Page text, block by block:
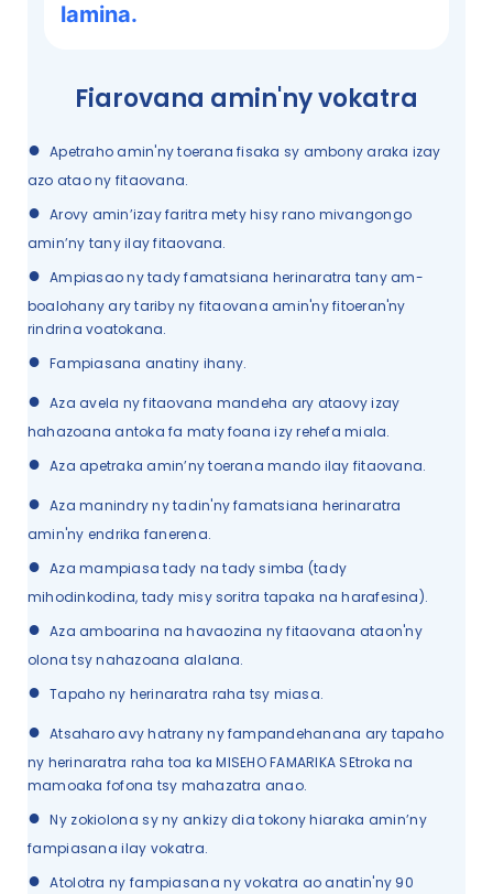
lamina.
Fiarovana amin'ny vokatra
● Apetraho amin'ny toerana fisaka sy ambony araka izay
azo atao ny fitaovana.
● Arovy amin’izay faritra mety hisy rano mivangongo
amin’ny tany ilay fitaovana.
● Ampiasao ny tady famatsiana herinaratra tany am-
boalohany ary tariby ny fitaovana amin'ny fitoeran'ny
rindrina voatokana.
● Fampiasana anatiny ihany.
● Aza avela ny fitaovana mandeha ary ataovy izay
hahazoana antoka fa maty foana izy rehefa miala.
● Aza apetraka amin’ny toerana mando ilay fitaovana.
● Aza manindry ny tadin'ny famatsiana herinaratra
amin'ny endrika fanerena.
● Aza mampiasa tady na tady simba (tady
mihodinkodina, tady misy soritra tapaka na harafesina).
● Aza amboarina na havaozina ny fitaovana ataon'ny
olona tsy nahazoana alalana.
● Tapaho ny herinaratra raha tsy miasa.
● Atsaharo avy hatrany ny fampandehanana ary tapaho
ny herinaratra raha toa ka MISEHO FAMARIKA SEtroka na
mamoaka fofona tsy mahazatra anao.
● Ny zokiolona sy ny ankizy dia tokony hiaraka amin’ny
fampiasana ilay vokatra.
● Atolotra ny fampiasana ny vokatra ao anatin'ny 90